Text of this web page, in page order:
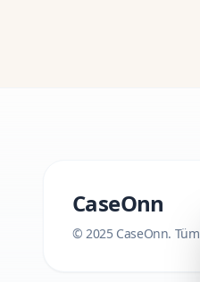
CaseOnn
© 2025 CaseOnn. Tüm